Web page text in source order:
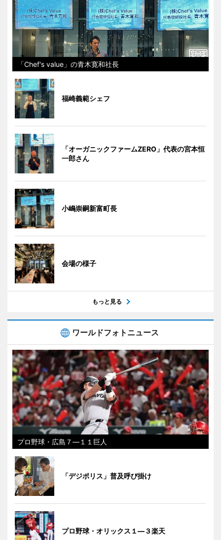
「Chef's value」の青木寛和社長
福崎義範シェフ
「オーガニックファームZERO」代表の宮本恒
一郎さん
小嶋崇嗣新富町長
会場の様子
もっと見る
ワールドフォトニュース
プロ野球・広島７―１１巨人
「デジポリス」普及呼び掛け
プロ野球・オリックス１―３楽天